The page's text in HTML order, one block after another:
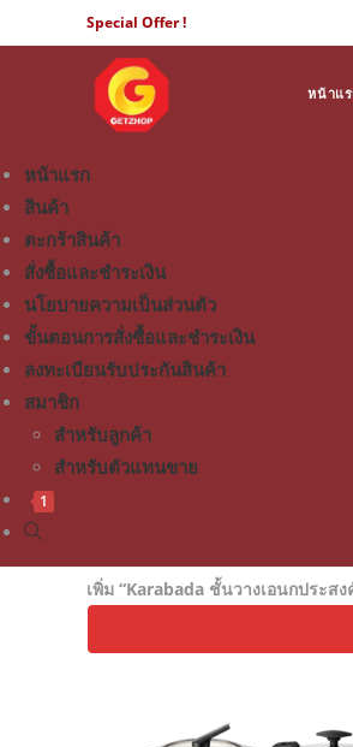
Special Offer !
หน้าแ
หน้าแรก
สินค้า
ตะกร้าสินค้า
สั่งซื้อและชำระเงิน
นโยบายความเป็นส่วนตัว
ขั้นตอนการสั่งซื้อและชำระเงิน
ลงทะเบียนรับประกันสินค้า
สมาชิก
สำหรับลูกค้า
สำหรับตัวแทนขาย
1
เพิ่ม “Karabada ชั้นวางเอนกประส